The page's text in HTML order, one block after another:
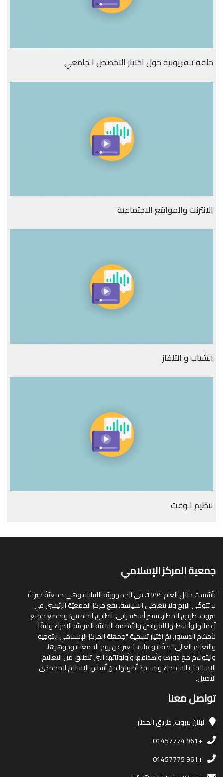
حلقة تلفزيونية حول اختيار التخصص الجامعي
الانترنت والمواقع الاجتماعية
الشباب و التلفاز
تنظيم الوقت
جمعية المركز الإسلامي
تأسّست خلال العام 1994، في الجمهوريّة اللبنانيّة،وهي جمعيّةٌ خيريّةٌ
لا تتوخّى الربح ولا تتعاطى السياسة. يقع مركز الجمعيّة الرئيسي في
بيروت، طريق المطار، سنتر أسكندراني، الطابق الخامس؛ وتخضع جميع
أعمالها وأنشطتها للقوانين والأنظمة اللبنانيّة المرعيّة الإجراء وفقًا
لأحكام الدستور. تمّ اختيار تسمية "جمعيّة المركز الإسلامي للتوجيه
والتعليم العالي" بدقّة وعناية، ليعبّر عن روح الجمعيّة وجوهرها،
وليتواءم مع دورها وأهدافها وأولويّاتها؛ التي تنطلق من التعاليم
الإسلاميّة السمحاء وتستمدّ أصولها من أسس الإسلام المحمدّي
الأصيل.
تواصل معنا
لبنانبيروت, طريق المطار
+961 01457774
+961 01457775